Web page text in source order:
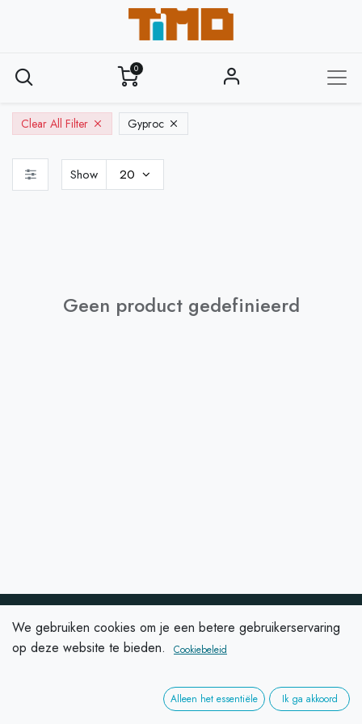
0
Clear All Filter Gyproc
Show 20
Geen product gedefinieerd
Ontworpen metvakmanschap
Tintelijn heeft jarenlange ervaring met schilder- en
renovatiewerken. Een groot aanbod aan materialen zorgt
We gebruiken cookies om je een betere gebruikerservaring
op deze website te bieden.
Cookiebeleid
Alleen het essentiële Ik ga akkoord